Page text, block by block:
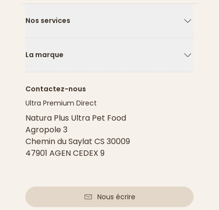
Nos services
La marque
Contactez-nous
Ultra Premium Direct
Natura Plus Ultra Pet Food
Agropole 3
Chemin du Saylat CS 30009
47901 AGEN CEDEX 9
Nous écrire